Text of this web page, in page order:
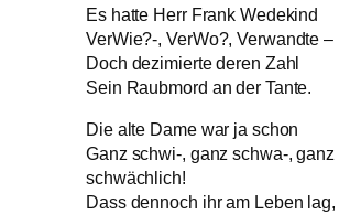
Es hatte Herr Frank Wedekind
VerWie?-, VerWo?, Verwandte –
Doch dezimierte deren Zahl
Sein Raubmord an der Tante.
Die alte Dame war ja schon
Ganz schwi-, ganz schwa-, ganz
schwächlich!
Dass dennoch ihr am Leben lag,